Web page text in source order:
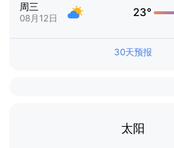
周三
08月12日 23°
30天预报
太阳